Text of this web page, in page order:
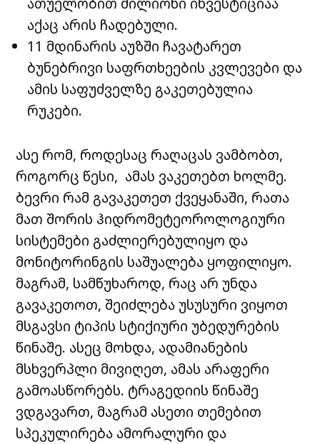
აქაც არის ჩადებული.
11 მდინარის აუზში ჩავატარეთ
ბუნებრივი საფრთხეების კვლევები და
ამის საფუძველზე გაკეთებულია
რუკები.
ასე რომ, როდესაც რაღაცას ვამბობთ,
როგორც წესი, ამას ვაკეთებთ ხოლმე.
ბევრი რამ გავაკეთეთ ქვეყანაში, რათა
მათ შორის ჰიდრომეტეოროლოგიური
სისტემები გაძლიერებულიყო და
მონიტორინგის საშუალება ყოფილიყო.
მაგრამ, სამწუხაროდ, რაც არ უნდა
გავაკეთოთ, შეიძლება უსუსური ვიყოთ
მსგავსი ტიპის სტიქიური უბედურების
წინაშე. ასეც მოხდა, ადამიანების
მსხვერპლი მივიღეთ, ამას არაფერი
გამოასწორებს. ტრაგედიის წინაშე
ვდგავართ, მაგრამ ასეთი თემებით
სპეკულირება ამორალური და